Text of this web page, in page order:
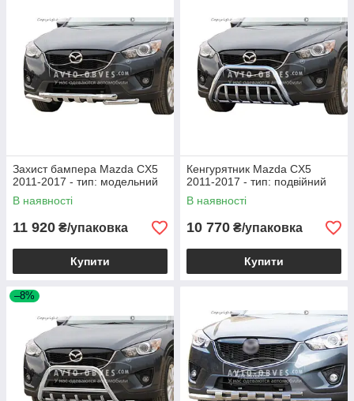
Захист бампера Mazda CX5
2011-2017 - тип: модельний
В наявності
11 920 ₴/упаковка
Купити
Кенгурятник Mazda CX5
2011-2017 - тип: подвійний
В наявності
10 770 ₴/упаковка
Купити
–8%